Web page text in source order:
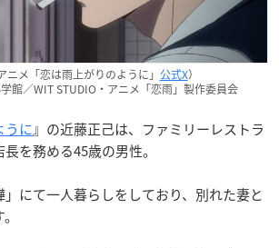
ニメ「恋は雨上がりのように」 公式X）
館／WIT STUDIO・アニメ「恋雨」製作委員会
うに』の近藤正己は、ファミリーレストラ
を務める45歳の男性。
にて一人暮らしをしており、別れた妻と